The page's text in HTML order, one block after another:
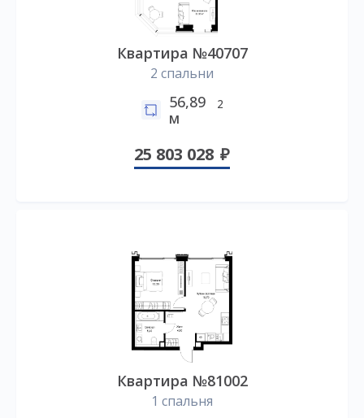
Квартира №40707
2 спальни
56,89
м
2
25 803 028
Квартира №81002
1 спальня